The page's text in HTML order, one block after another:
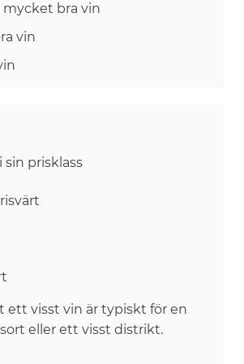
mycket bra vin
vin
sin prisklass
ett visst vin är typiskt för en
eller ett visst distrikt.